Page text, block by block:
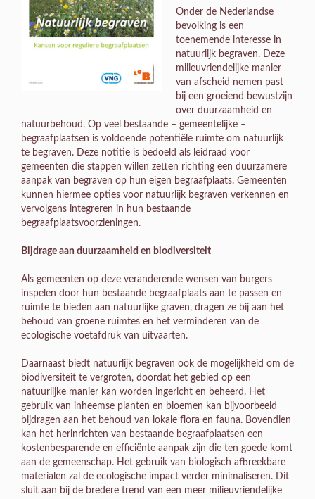
Onder de Nederlandse
bevolking is een
toenemende interesse in
natuurlijk begraven. Deze
milieuvriendelijke manier
van afscheid nemen past
bij een groeiend bewustzijn
over duurzaamheid en
natuurbehoud. Op veel bestaande – gemeentelijke –
begraafplaatsen is voldoende potentiële ruimte om natuurlijk
te begraven. Deze notitie is bedoeld als leidraad voor
gemeenten die stappen willen zetten richting een duurzamere
aanpak van begraven op hun eigen begraafplaats. Gemeenten
kunnen hiermee opties voor natuurlijk begraven verkennen en
vervolgens integreren in hun bestaande
begraafplaatsvoorzieningen.
Bijdrage aan duurzaamheid en biodiversiteit
Als gemeenten op deze veranderende wensen van burgers
inspelen door hun bestaande begraafplaats aan te passen en
ruimte te bieden aan natuurlijke graven, dragen ze bij aan het
behoud van groene ruimtes en het verminderen van de
ecologische voetafdruk van uitvaarten.
Daarnaast biedt natuurlijk begraven ook de mogelijkheid om de
biodiversiteit te vergroten, doordat het gebied op een
natuurlijke manier kan worden ingericht en beheerd. Het
gebruik van inheemse planten en bloemen kan bijvoorbeeld
bijdragen aan het behoud van lokale flora en fauna. Bovendien
kan het herinrichten van bestaande begraafplaatsen een
kostenbesparende en efficiënte aanpak zijn die ten goede komt
aan de gemeenschap. Het gebruik van biologisch afbreekbare
materialen zal de ecologische impact verder minimaliseren. Dit
sluit aan bij de bredere trend van een meer milieuvriendelijke